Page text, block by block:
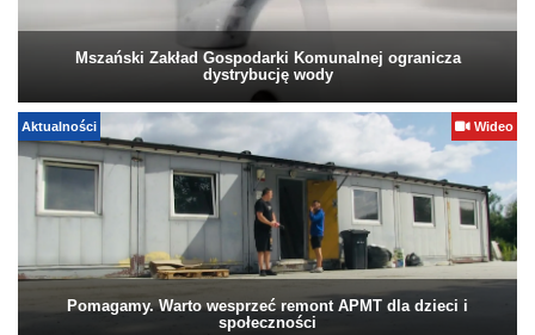
Mszański Zakład Gospodarki Komunalnej ogranicza
dystrybucję wody
Aktualności Wideo
Pomagamy. Warto wesprzeć remont APMT dla dzieci i
społeczności